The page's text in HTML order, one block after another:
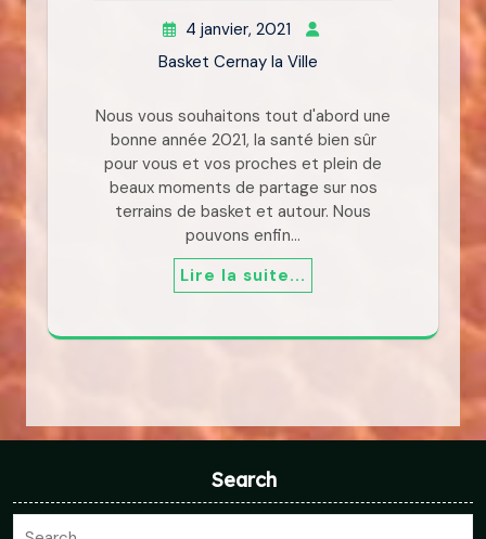
4 janvier, 2021
Basket Cernay la Ville
Nous vous souhaitons tout d'abord une
bonne année 2021, la santé bien sûr
pour vous et vos proches et plein de
beaux moments de partage sur nos
terrains de basket et autour. Nous
pouvons enfin…
Lire la suite...
Search